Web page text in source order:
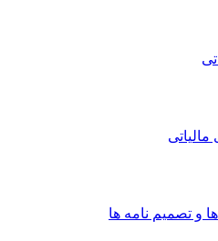
و تصمیم نامه ها